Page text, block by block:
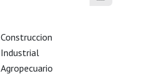
Construccion
Industrial
Agropecuario